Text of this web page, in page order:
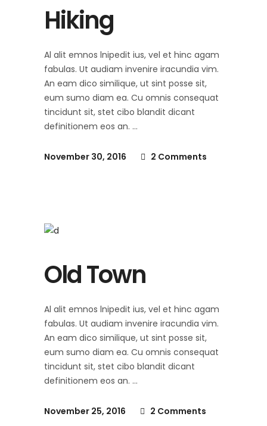
Hiking
Al alit emnos lnipedit ius, vel et hinc agam
fabulas. Ut audiam invenire iracundia vim.
An eam dico similique, ut sint posse sit,
eum sumo diam ea. Cu omnis consequat
tincidunt sit, stet cibo blandit dicant
definitionem eos an.
November 30, 2016 2 Comments
Old Town
Al alit emnos lnipedit ius, vel et hinc agam
fabulas. Ut audiam invenire iracundia vim.
An eam dico similique, ut sint posse sit,
eum sumo diam ea. Cu omnis consequat
tincidunt sit, stet cibo blandit dicant
definitionem eos an.
November 25, 2016 2 Comments